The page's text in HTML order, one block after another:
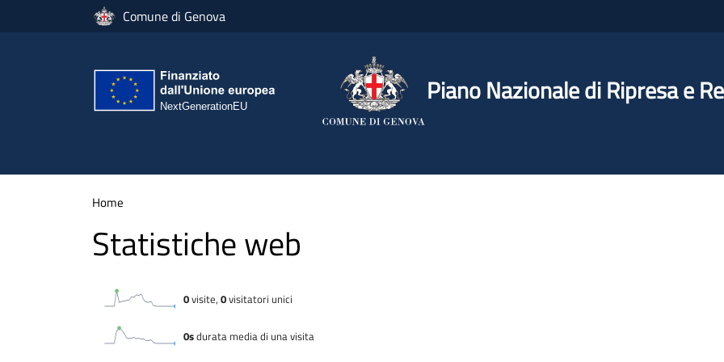
Salta al contenuto principaleComune di Genova
Piano Nazionale di Ripresa e
Home
Statistiche web